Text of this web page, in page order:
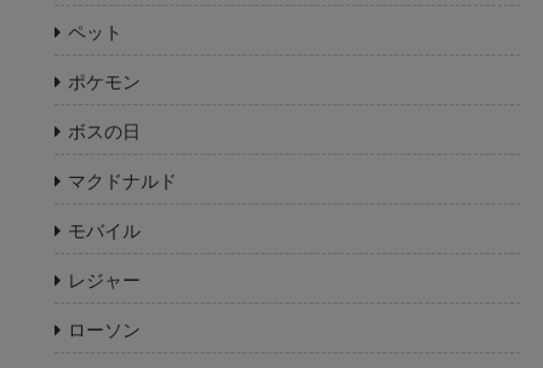
ペット
ポケモン
ボスの日
マクドナルド
モバイル
レジャー
ローソン